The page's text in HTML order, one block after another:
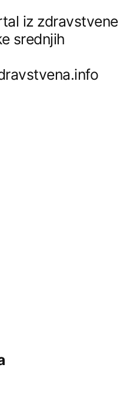
iz zdravstvene
srednjih